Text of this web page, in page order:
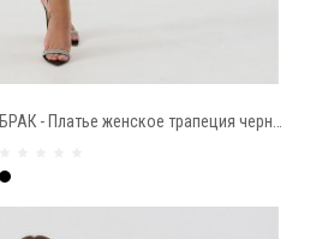
БРАК - Платье женское трапеция черно/белый Гусиная лапка
Чёрный